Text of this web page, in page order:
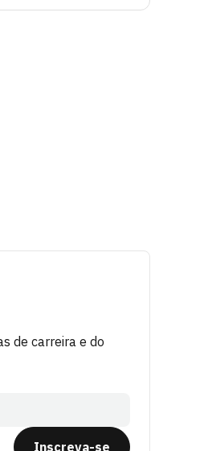
de carreira e do
Inscreva-se